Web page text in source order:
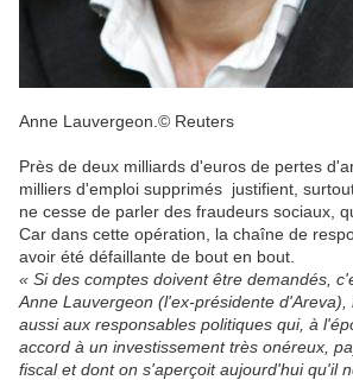
Anne Lauvergeon. © Reuters
Près de deux milliards d'euros de pertes
milliers d'emploi supprimés justifient,
ne cesse de parler des fraudeurs sociaux,
Car dans cette opération, la chaîne de
avoir été défaillante de bout en bout.
« Si des comptes doivent être demandés,
Anne Lauvergeon (l'ex-présidente
aussi aux responsables politiques qui, à
accord à un investissement très onéreux,
fiscal et dont on s'aperçoit aujourd'hui qu'il